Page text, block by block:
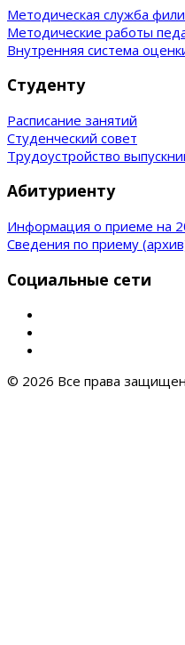
Методическая служба
Методические работы
Внутренняя система
Студенту
Расписание занятий
Студенческий совет
Трудоустройство
Абитуриенту
Информация о приеме на
Сведения по приему
Социальные сети
© 2026 Все права